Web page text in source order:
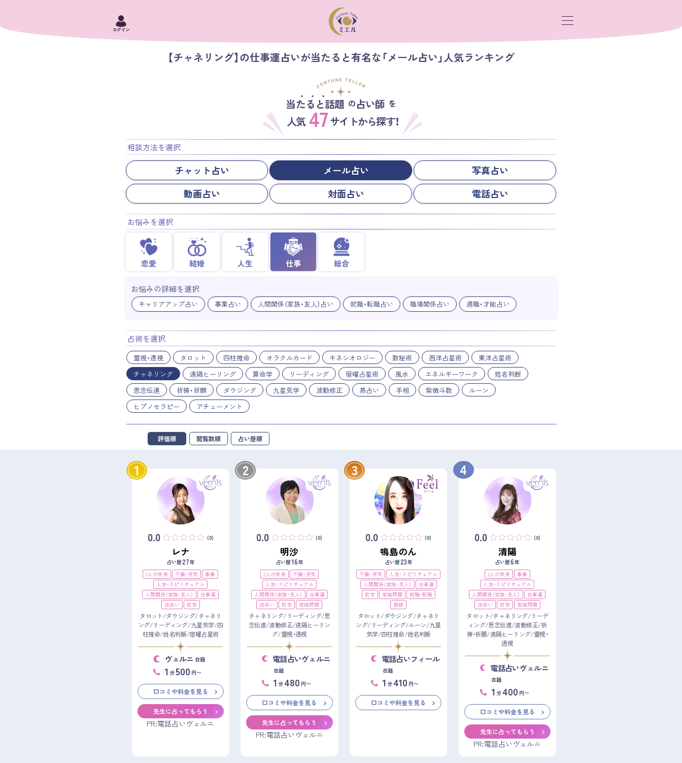
ログイン
【チャネリング】の仕事運占いが当たると有名な「メール占い」人気ランキング
当たると話題 の占い師 を
人気 47 サイトから探す！
相談方法を選択
チャット占い メール占い
写真占い
動画占い
対面占い 電話占い
お悩みを選択
恋愛 結婚 人生 仕事 総合
お悩みの詳細を選択
キャリアアップ占い 事業占い 人間関係（家族・友人）占い 就職・転職占い 職場関係占い 適職・才能占い
占術を選択
霊視・透視 タロット 四柱推命 オラクルカード キネシオロジー 数秘術 西洋占星術
東洋占星術
チャネリング
遠隔ヒーリング 算命学 リーディング 宿曜占星術 風水 エネルギーワーク
姓名判断
思念伝達
祈祷・祈願 ダウジング 九星気学 波動修正 易占い 手相 紫微斗数
ルーン
ヒプノセラピー
アチューメント
評価順 閲覧数順 占い歴順
1
0.0 (0)
レナ
占い歴27年
2人の未来
不倫・浮気
事業
人生・スピリチュアル
人間関係（家族・友人）
仕事運
出会い
前世
タロット/ダウジング/チャネリ
ング/リーディング/九星気学/四
柱推命/姓名判断/宿曜占星術
ヴェルニ 在籍
1 分500 円〜
口コミや料金を見る
先生に占ってもらう
PR:電話占いヴェルニ
2
0.0 (0)
明沙
占い歴16年
2人の未来
不倫・浮気
人生・スピリチュアル
人間関係（家族・友人）
仕事運
出会い
前世 家庭問題
チャネリング/リーディング/思
念伝達/波動修正/遠隔ヒーリン
グ/霊視・透視
電話占いヴェルニ
在籍
1 分 480 円〜
口コミや料金を見る
先生に占ってもらう
PR:電話占いヴェルニ
3
0.0 (0)
鳴島のん
占い歴23年
不倫・浮気
人生・スピリチュアル
人間関係（家族・友人）
仕事運
前世
家庭問題
就職・転職
復縁
タロット/ダウジング/チャネリ
ング/リーディング/ルーン/九星
気学/四柱推命/姓名判断
電話占いフィール
在籍
1 分 410 円〜
口コミや料金を見る
4
0.0 (0)
清陽
占い歴6年
2人の未来
事業
人生・スピリチュアル
人間関係（家族・友人）
仕事運
出会い
前世 家庭問題
タロット/チャネリング/リーデ
ィング/思念伝達/波動修正/祈
祷・祈願/遠隔ヒーリング/霊視・
透視
電話占いヴェルニ
在籍
1 分 400 円〜
口コミや料金を見る
先生に占ってもらう
PR:電話占いヴェルニ